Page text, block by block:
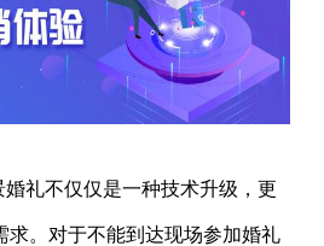
礼不仅仅是一种技术升级，更
求。对于不能到达现场参加婚礼